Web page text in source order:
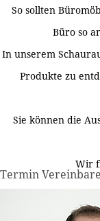
So sollten
Büro so
In unserem
Produkte zu
Sie können die
Wir
Termin